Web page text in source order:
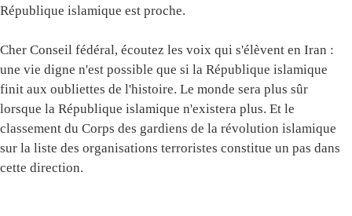
République islamique est proche.
Cher Conseil fédéral, écoutez les voix qui s'élèvent en Iran :
une vie digne n'est possible que si la République islamique
finit aux oubliettes de l'histoire. Le monde sera plus sûr
lorsque la République islamique n'existera plus. Et le
classement du Corps des gardiens de la révolution islamique
sur la liste des organisations terroristes constitue un pas dans
cette direction.